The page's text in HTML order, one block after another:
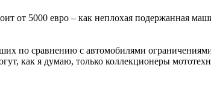
от 5000 евро – как неплохая подержанная
по сравнению с автомобилями
как я думаю, только коллекционеры